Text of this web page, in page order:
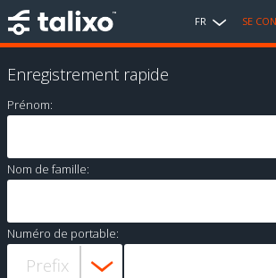
FR SE
Enregistrement rapide
Prénom:
Nom de famille:
Numéro de portable: